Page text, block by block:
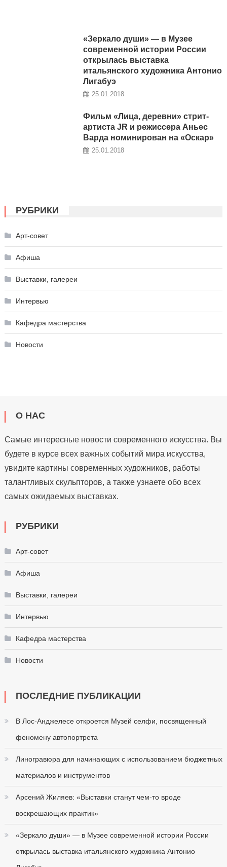
«Зеркало души» — в Музее
современной истории России
открылась выставка
итальянского художника Антонио
Лигабуэ
25.01.2018
Фильм «Лица, деревни» стрит-
артиста JR и режиссера Аньес
Варда номинирован на «Оскар»
25.01.2018
РУБРИКИ
Арт-совет
Афиша
Выставки, галереи
Интервью
Кафедра мастерства
Новости
О НАС
Самые интересные новости современного искусства. Вы
будете в курсе всех важных событий мира искусства,
увидите картины современных художников, работы
талантливых скульпторов, а также узнаете обо всех
самых ожидаемых выставках.
РУБРИКИ
Арт-совет
Афиша
Выставки, галереи
Интервью
Кафедра мастерства
Новости
ПОСЛЕДНИЕ ПУБЛИКАЦИИ
В Лос-Анджелесе откроется Музей селфи, посвященный
феномену автопортрета
Линогравюра для начинающих с использованием бюджетных
материалов и инструментов
Арсений Жиляев: «Выставки станут чем-то вроде
воскрешающих практик»
«Зеркало души» — в Музее современной истории России
открылась выставка итальянского художника Антонио